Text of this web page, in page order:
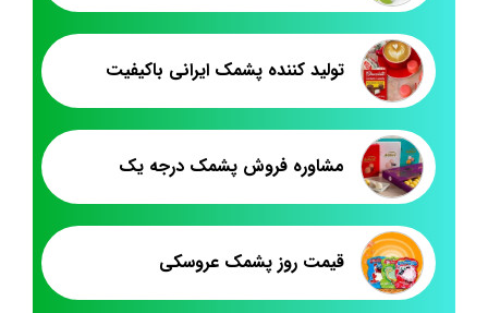
تولید کننده پشمک ایرانی باکیفیت
مشاوره فروش پشمک درجه یک
قیمت روز پشمک عروسکی